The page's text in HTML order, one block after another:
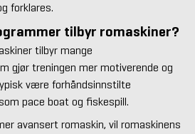
forklares.
tilbyr romaskiner?
tilbyr mange
gjør treningen mer motiverende og
være forhåndsinnstilte
pace boat og fiskespill.
avansert romaskin, vil romaskinens